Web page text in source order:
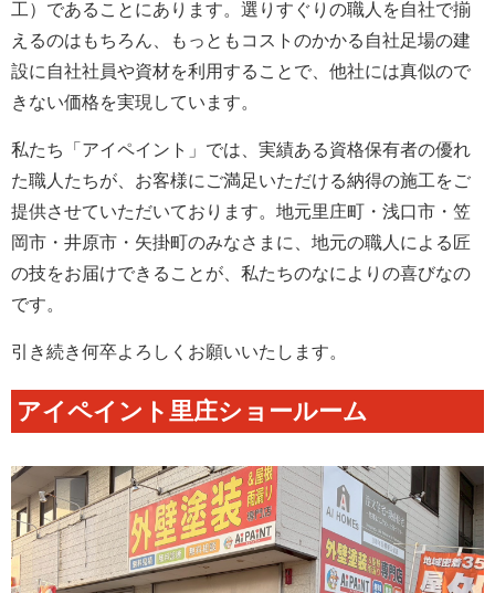
工）であることにあります。選りすぐりの職人を自社で揃
えるのはもちろん、もっともコストのかかる自社足場の建
設に自社社員や資材を利用することで、他社には真似ので
きない価格を実現しています。
私たち「アイペイント」では、実績ある資格保有者の優れ
た職人たちが、お客様にご満足いただける納得の施工をご
提供させていただいております。地元里庄町・浅口市・笠
岡市・井原市・矢掛町のみなさまに、地元の職人による匠
の技をお届けできることが、私たちのなによりの喜びなの
です。
引き続き何卒よろしくお願いいたします。
アイペイント里庄ショールーム